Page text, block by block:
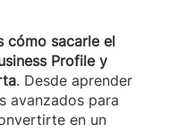
cómo sacarle el
Profile y
. Desde aprender
avanzados para
en un